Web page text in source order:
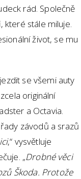
rád. Společně
které stále miluje.
život, se mu
se všemi auty
originální
a Octavia.
závodů a srazů
,“ vysvětluje
„Drobné věci
Škoda. Protože